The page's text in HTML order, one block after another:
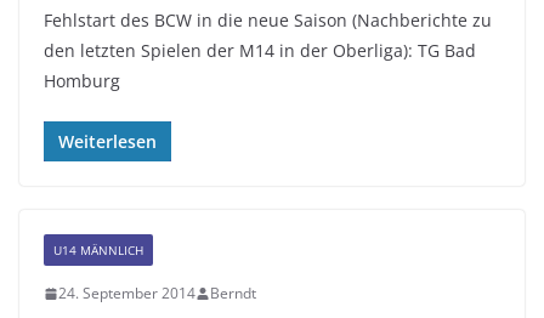
Fehlstart des BCW in die neue Saison (Nachberichte zu
den letzten Spielen der M14 in der Oberliga): TG Bad
Homburg
Weiterlesen
U14 MÄNNLICH
24. September 2014 Berndt